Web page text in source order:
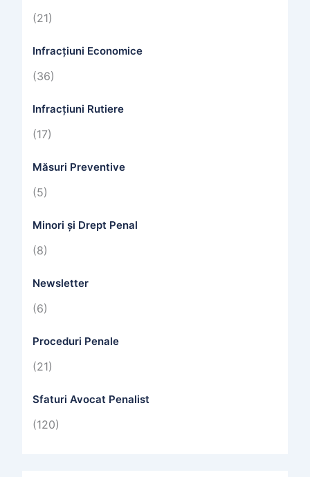
(21)
Infracțiuni Economice
(36)
Infracțiuni Rutiere
(17)
Măsuri Preventive
(5)
Minori și Drept Penal
(8)
Newsletter
(6)
Proceduri Penale
(21)
Sfaturi Avocat Penalist
(120)